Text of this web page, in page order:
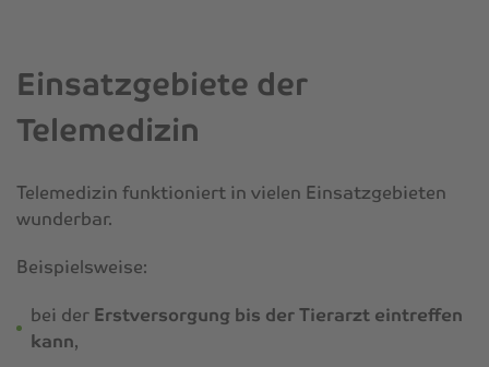
Einsatzgebiete der
Telemedizin
Telemedizin funktioniert in vielen Einsatzgebieten
wunderbar.
Beispielsweise:
bei der Erstversorgung bis der Tierarzt eintreffen
kann,